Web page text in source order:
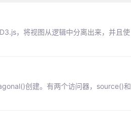
，将视图从逻辑中分离出来，并且使
创建。有两个访问器，source()和